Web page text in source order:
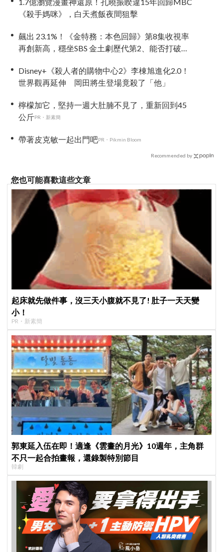
1.7億瀏覽漫畫神還原！孔曉振睽違15年回歸MBC
《殺手媽咪》，白天煮飯夜間狙擊
飆出 23.1%！《金特務：本色回歸》第8集收視率
再創新高，穩坐SBS 金土劇歷代第2、能否打破
Disney+《殺人者的購物中心2》李棟旭進化2.0！
世界觀再延伸 岡田將生登場竟殺了「他」
檸檬加它，堅持一週大肚腩不見了，重新回到45
公斤PR・新素簡
帶著皮克敏一起出門吧PR・Pikmin Bloom
Recommended by
您也可能喜歡這些文章
起床就先做件事，沒三天小腹就不見了! 肚子一天天變
小！
PR・新素簡
郭東延入伍在即！適逢《雲畫的月光》10週年，主角群
不只一起合拍畫報，還錄製特別節目
韓劇